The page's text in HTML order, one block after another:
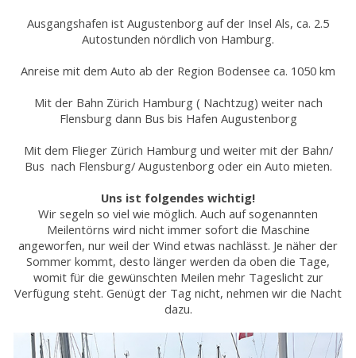
Ausgangshafen ist Augustenborg auf der Insel Als, ca. 2.5
Autostunden nördlich von Hamburg.
Anreise mit dem Auto ab der Region Bodensee ca. 1050 km
Mit der Bahn Zürich Hamburg ( Nachtzug) weiter nach
Flensburg dann Bus bis Hafen Augustenborg
Mit dem Flieger Zürich Hamburg und weiter mit der Bahn/
Bus nach Flensburg/ Augustenborg oder ein Auto mieten.
Uns ist folgendes wichtig!
Wir segeln so viel wie möglich. Auch auf sogenannten
Meilentörns wird nicht immer sofort die Maschine
angeworfen, nur weil der Wind etwas nachlässt. Je näher der
Sommer kommt, desto länger werden da oben die Tage,
womit für die gewünschten Meilen mehr Tageslicht zur
Verfügung steht. Genügt der Tag nicht, nehmen wir die Nacht
dazu.